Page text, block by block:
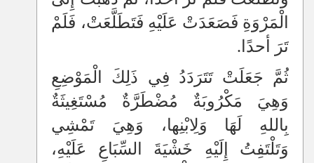
الْمَرْوَةِ فَصَعَدَتْ عَلَيْهِ فَتَطَلَّعَتْ، فَلَمْ
تَرَ أحدًا.
ثُمَّ جَعَلَتْ تَتَرَدَدُ فِي ذَلِكَ الْمَوْضِعِ
وَهِيَ مَكْرُوبَةٌ مُضْطَرَّةٌ مُسْتَغِيثَةٌ
بِاللهِ لَهَا وَلِابْنِها، وَهِيَ تَمْشِي
وَتَلْتَفِتُ إِلَيْهِ خَشْيَةَ السِّبَاعِ عَلَيْهِ،